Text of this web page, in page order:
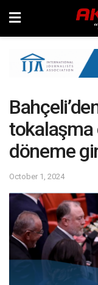
tokalaşma
döneme
October 1, 2024